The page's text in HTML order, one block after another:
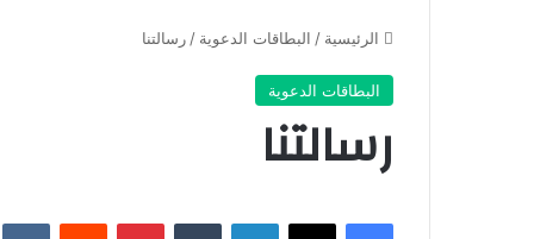
الرئيسية / البطاقات الدعوية / رسالتنا
البطاقات الدعوية
رسالتنا
فيسبوك لينكدإن بينتيريست